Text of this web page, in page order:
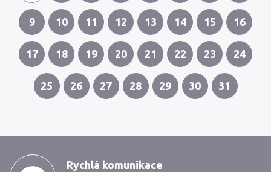
9 10 11 12 13 14 15 16
17 18 19 20 21 22 23 24
25 26 27 28 29 30 31
Proč kontaktovat Markmedia
Rychlá komunikace